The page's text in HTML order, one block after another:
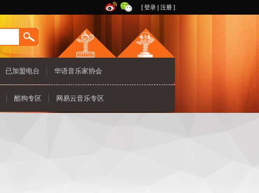
[登录 注册 ]
已加盟电台 华语音乐家协会
酷狗专区 网易云音乐专区